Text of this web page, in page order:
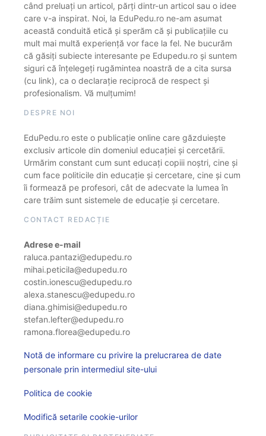
când preluați un articol, părți dintr-un articol sau o idee
care v-a inspirat. Noi, la EduPedu.ro ne-am asumat
această conduită etică și sperăm că și publicațiile cu
mult mai multă experiență vor face la fel. Ne bucurăm
că găsiți subiecte interesante pe Edupedu.ro și suntem
siguri că înțelegeți rugămintea noastră de a cita sursa
(cu link), ca o declarație reciprocă de respect și
profesionalism. Vă mulțumim!
DESPRE NOI
EduPedu.ro este o publicație online care găzduiește
exclusiv articole din domeniul educației și cercetării.
Urmărim constant cum sunt educați copiii noștri, cine și
cum face politicile din educație și cercetare, cine și cum
îi formează pe profesori, cât de adecvate la lumea în
care trăim sunt sistemele de educație și cercetare.
CONTACT REDACȚIE
Adrese e-mail
raluca.pantazi@edupedu.ro
mihai.peticila@edupedu.ro
costin.ionescu@edupedu.ro
alexa.stanescu@edupedu.ro
diana.ghimisi@edupedu.ro
stefan.lefter@edupedu.ro
ramona.florea@edupedu.ro
Notă de informare cu privire la prelucrarea de date
personale prin intermediul site-ului
Politica de cookie
Modifică setarile cookie-urilor